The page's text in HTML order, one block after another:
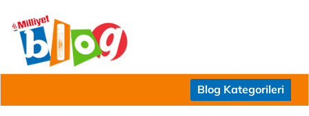
Blog Kategorileri